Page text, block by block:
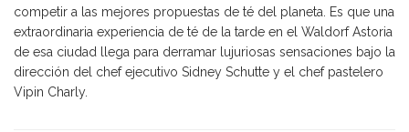
competir a las mejores propuestas de té del planeta. Es que una
extraordinaria experiencia de té de la tarde en el Waldorf Astoria
de esa ciudad llega para derramar lujuriosas sensaciones bajo la
dirección del chef ejecutivo Sidney Schutte y el chef pastelero
Vipin Charly.